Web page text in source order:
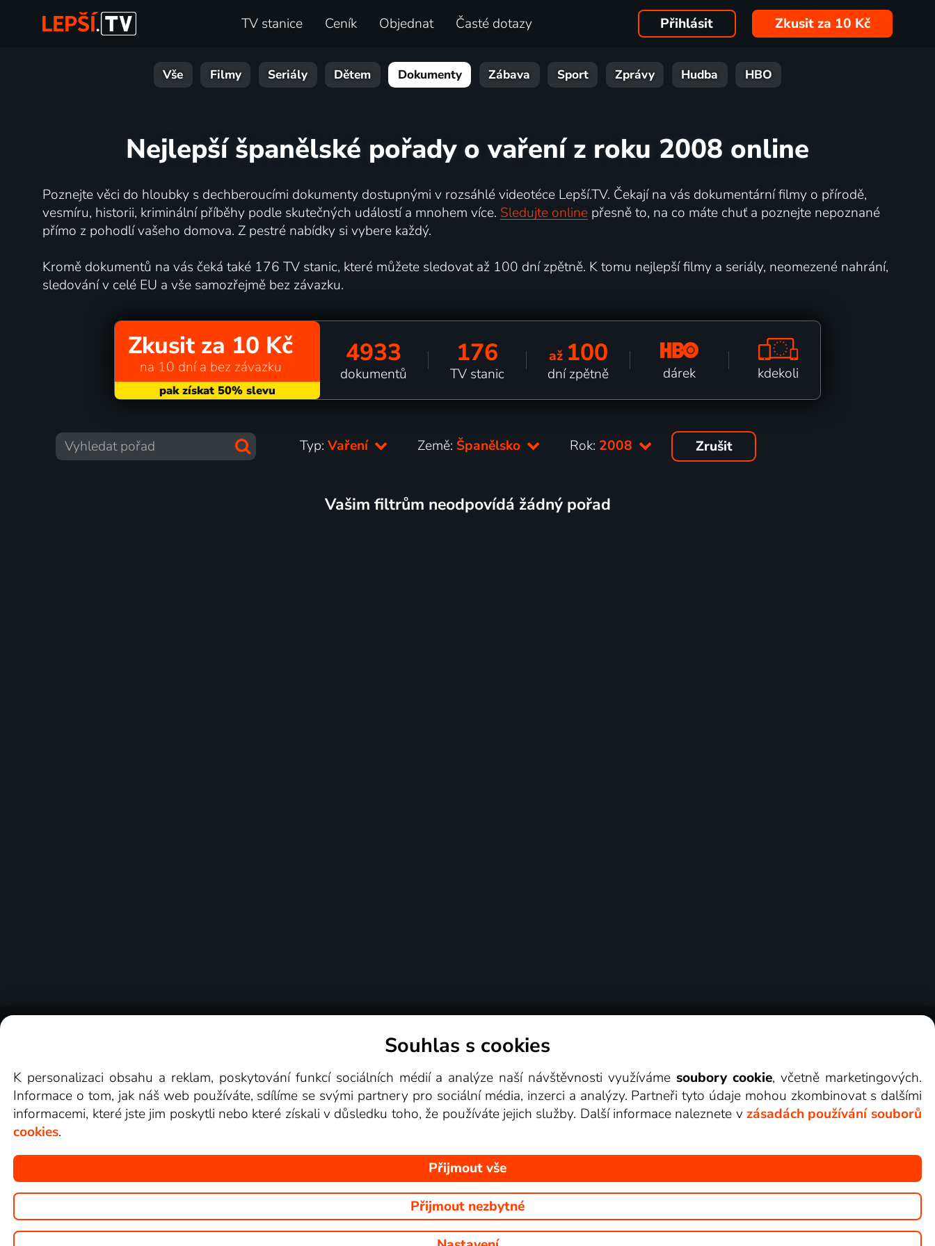
TV stanice Ceník Objednat Časté dotazy Přihlásit Zkusit za 10 Kč
Vše Filmy Seriály Dětem Dokumenty Zábava Sport Zprávy Hudba HBO
Nejlepší španělské pořady o vaření z roku 2008 online
Poznejte věci do hloubky s dechberoucími dokumenty dostupnými v rozsáhlé videotéce Lepší.TV. Čekají na vás dokumentární filmy o přírodě,
vesmíru, historii, kriminální příběhy podle skutečných událostí a mnohem více. Sledujte onlinepřesně to, na co máte chuť a poznejte nepoznané
přímo z pohodlí vašeho domova. Z pestré nabídky si vybere každý.
Kromě dokumentů na vás čeká také 176 TV stanic, které můžete sledovat až 100 dní zpětně. K tomu nejlepší filmy a seriály, neomezené nahrání,
sledování v celé EU a vše samozřejmě bez závazku.
Zkusit za 10 Kč
na 10 dní a bez závazku 4933
dokumentů
176
TV stanic
až 100
dní zpětně dárek kdekoli
Typ:Vaření Země: Španělsko Rok: 2008 Zrušit
Vašim filtrům neodpovídá žádný pořad
Videotéka
Copyright © goNET s.r.o. Na tomto webu jsou zobrazovány obrázky z pořadů TV stanic, které můžete sledovat v Lepší.TV.
Souhlas s cookies
K personalizaci obsahu a reklam, poskytování funkcí sociálních médií a analýze naší návštěvnosti využívámesoubory cookie, včetně marketingových.
Informace o tom, jak náš web používáte, sdílíme se svými partnery pro sociální média, inzerci a analýzy. Partneři tyto údaje mohou zkombinovat s dalšími
informacemi, které jste jim poskytli nebo které získali v důsledku toho, že používáte jejich služby. Další informace naleznete v zásadách používání souborů
cookies.
Přijmout vše
Přijmout nezbytné